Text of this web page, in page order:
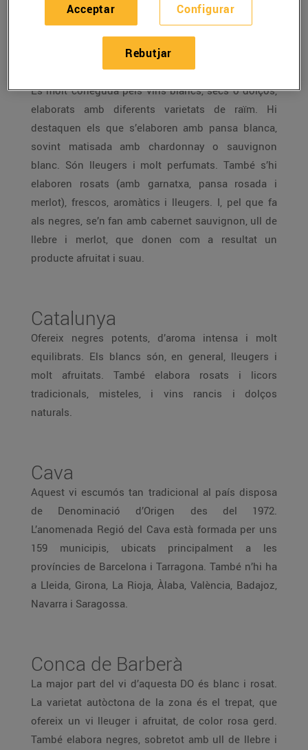
denominacions d’origen (DO). Veiem quines són:
És molt coneguda pels vins blancs, secs o dolços,
elaborats amb diferents varietats de raïm. Hi
destaquen els que s’elaboren amb pansa blanca,
sovint matisada amb chardonnay o sauvignon
blanc. Són lleugers i molt perfumats. També s’hi
elaboren rosats (amb garnatxa, pansa rosada i
merlot), frescos, aromàtics i lleugers. I, pel que fa
als negres, se’n fan amb cabernet sauvignon, ull de
llebre i merlot, que donen com a resultat un
producte afruitat i suau.
Catalunya
Ofereix negres potents, d’aroma intensa i molt
equilibrats. Els blancs són, en general, lleugers i
molt afruitats. També elabora rosats i licors
tradicionals, misteles, i vins rancis i dolços
naturals.
Cava
Aquest vi escumós tan tradicional al país disposa
de Denominació d’Origen des del 1972.
L’anomenada Regió del Cava està formada per uns
159 municipis, ubicats principalment a les
províncies de Barcelona i Tarragona. També n’hi ha
a Lleida, Girona, La Rioja, Àlaba, València, Badajoz,
Navarra i Saragossa.
Conca de Barberà
La major part del vi d’aquesta DO és blanc i rosat.
La varietat autòctona de la zona és el trepat, que
ofereix un vi lleuger i afruitat, de color rosa gerd.
També elabora negres, sobretot amb ull de llebre i
Configurar
Rebutjar
Acceptar